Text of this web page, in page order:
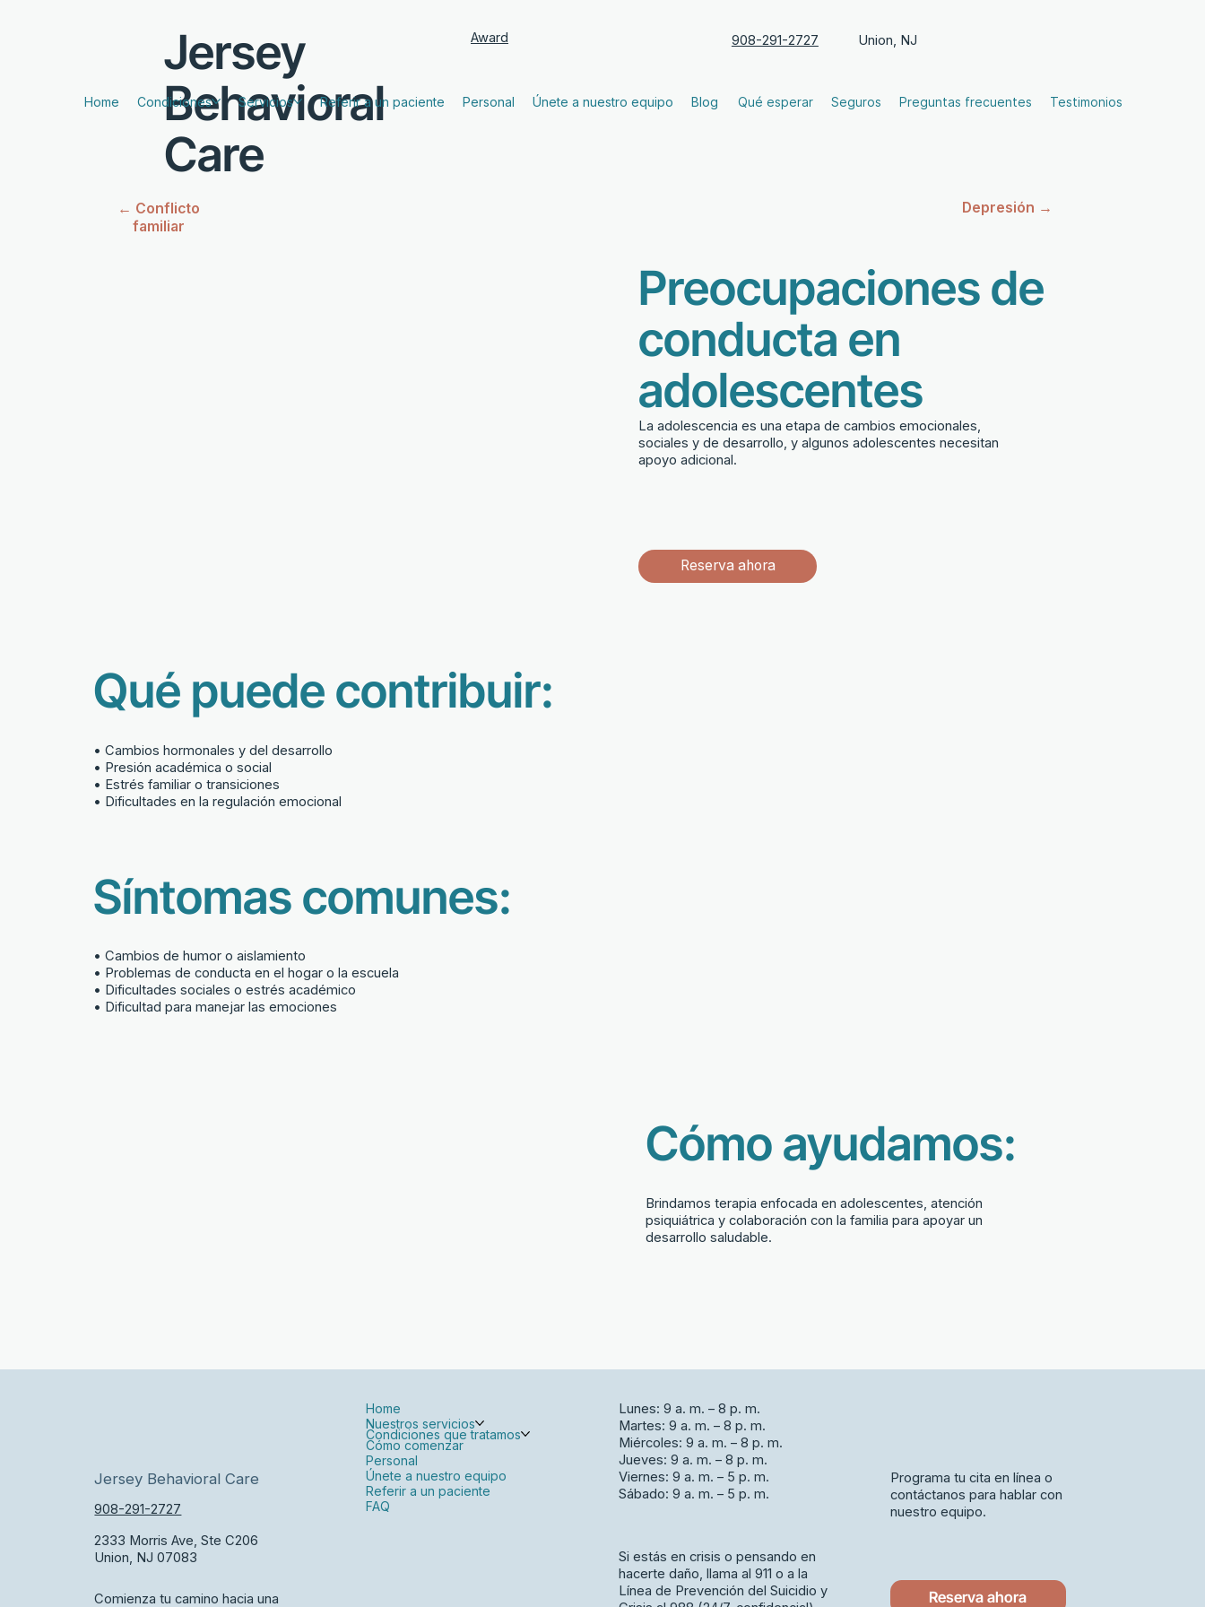
Jersey
Behavioral
Care
Award 908-291-2727 Union, NJ
Home Condiciones Servicios Referir a un paciente Personal Únete a nuestro equipo Blog Qué esperar Seguros Preguntas frecuentes Testimonios
← Conflicto
familiar
Depresión →
Preocupaciones de
conducta en
adolescentes
La adolescencia es una etapa de cambios emocionales,
sociales y de desarrollo, y algunos adolescentes necesitan
apoyo adicional.
Reserva ahora
Qué puede contribuir:
• Cambios hormonales y del desarrollo
• Presión académica o social
• Estrés familiar o transiciones
• Dificultades en la regulación emocional
Síntomas comunes:
• Cambios de humor o aislamiento
• Problemas de conducta en el hogar o la escuela
• Dificultades sociales o estrés académico
• Dificultad para manejar las emociones
Cómo ayudamos:
Brindamos terapia enfocada en adolescentes, atención
psiquiátrica y colaboración con la familia para apoyar un
desarrollo saludable.
Jersey Behavioral Care
908-291-2727
2333 Morris Ave, Ste C206
Union, NJ 07083
Comienza tu camino hacia una
Home
Nuestros servicios
Condiciones que tratamos
Cómo comenzar
Personal
Únete a nuestro equipo
Referir a un paciente
FAQ
Lunes: 9 a. m. – 8 p. m.
Martes: 9 a. m. – 8 p. m.
Miércoles: 9 a. m. – 8 p. m.
Jueves: 9 a. m. – 8 p. m.
Viernes: 9 a. m. – 5 p. m.
Sábado: 9 a. m. – 5 p. m.
Si estás en crisis o pensando en
hacerte daño, llama al 911 o a la
Línea de Prevención del Suicidio y
Programa tu cita en línea o
contáctanos para hablar con
nuestro equipo.
Reserva ahora